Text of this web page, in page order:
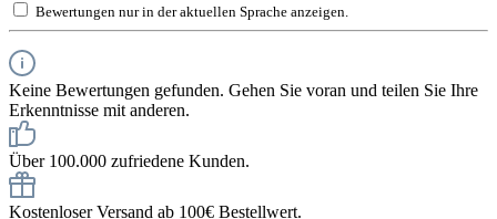
Bewertungen nur in der aktuellen Sprache anzeigen.
Keine Bewertungen gefunden. Gehen Sie voran und teilen Sie Ihre
Erkenntnisse mit anderen.
Über 100.000 zufriedene Kunden.
Kostenloser Versand ab 100€ Bestellwert.